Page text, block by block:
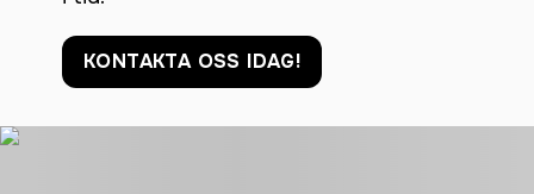
KONTAKTA OSS IDAG!